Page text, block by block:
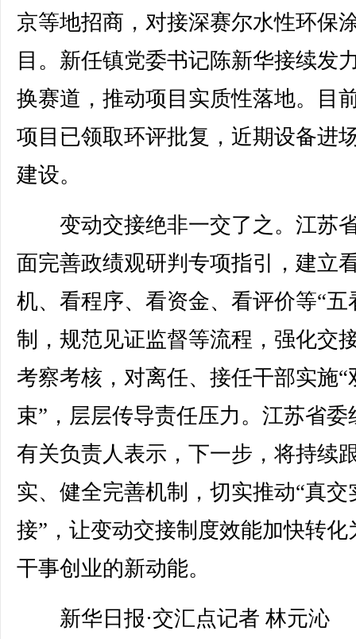
京等地招商，对接深赛尔水性环保
目。新任镇党委书记陈新华接续发
换赛道，推动项目实质性落地。目
项目已领取环评批复，近期设备进
建设。
变动交接绝非一交了之。江苏
面完善政绩观研判专项指引，建立
机、看程序、看资金、看评价等“五
制，规范见证监督等流程，强化交
考察考核，对离任、接任干部实施“
束”，层层传导责任压力。江苏省委
有关负责人表示，下一步，将持续
实、健全完善机制，切实推动“真交
接”，让变动交接制度效能加快转化
干事创业的新动能。
新华日报·交汇点记者 林元沁